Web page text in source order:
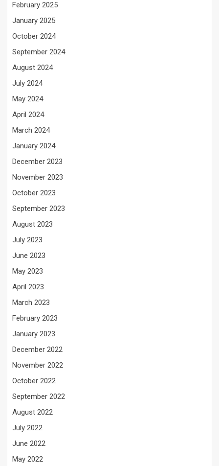
February 2025
January 2025
October 2024
September 2024
August 2024
July 2024
May 2024
April 2024
March 2024
January 2024
December 2023
November 2023
October 2023
September 2023
August 2023
July 2023
June 2023
May 2023
April 2023
March 2023
February 2023
January 2023
December 2022
November 2022
October 2022
September 2022
August 2022
July 2022
June 2022
May 2022